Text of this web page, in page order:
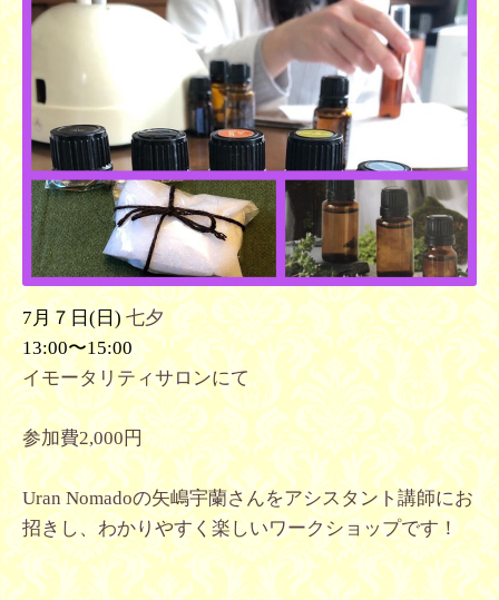
7月７日(日)七夕
13:00〜15:00
イモータリティサロンにて
参加費2,000円
Uran Nomadoの矢嶋宇蘭さんをアシスタント講師にお
招きし、わかりやすく楽しいワークショップです！